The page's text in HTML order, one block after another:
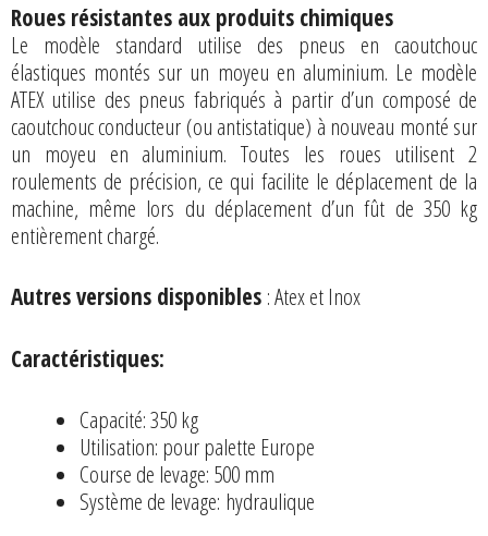
Roues résistantes aux produits chimiques
Le modèle standard utilise des pneus en caoutchouc
élastiques montés sur un moyeu en aluminium. Le modèle
ATEX utilise des pneus fabriqués à partir d’un composé de
caoutchouc conducteur (ou antistatique) à nouveau monté sur
un moyeu en aluminium. Toutes les roues utilisent 2
roulements de précision, ce qui facilite le déplacement de la
machine, même lors du déplacement d’un fût de 350 kg
entièrement chargé.
Autres versions disponibles : Atex et Inox
Caractéristiques:
Capacité: 350 kg
Utilisation: pour palette Europe
Course de levage: 500 mm
Système de levage: hydraulique